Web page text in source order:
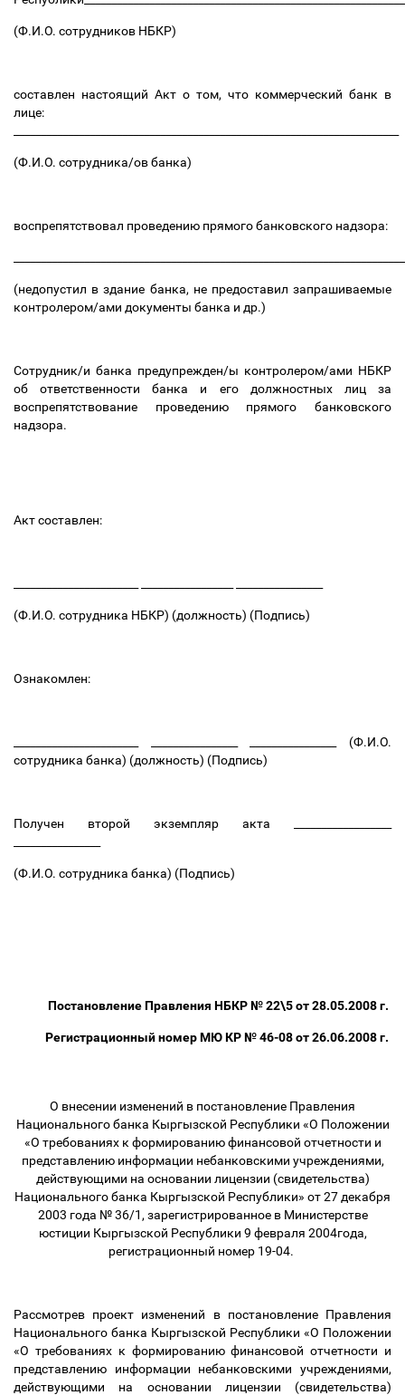
(Ф.И.О. сотрудников НБКР)
составлен настоящий Акт о том, что коммерческий банк в
лице:
(Ф.И.О. сотрудника/ов банка)
воспрепятствовал проведению прямого банковского надзора:
(недопустил в здание банка, не предоставил запрашиваемые
контролером/ами документы банка и др.)
Сотрудник/и банка предупрежден/ы контролером/ами НБКР
об ответственности банка и его должностных лиц за
воспрепятствование проведению прямого банковского
надзора.
Акт составлен:
(Ф.И.О. сотрудника НБКР) (должность) (Подпись)
Ознакомлен:
_______________________ ________________ ________________ (Ф.И.О.
сотрудника банка) (должность) (Подпись)
Получен второй экземпляр акта __________________
(Ф.И.О. сотрудника банка) (Подпись)
Постановление Правления НБКР № 22\5 от 28.05.2008 г.
Регистрационный номер МЮ КР № 46-08 от 26.06.2008 г.
О внесении изменений в постановление Правления
Национального банка Кыргызской Республики «О Положении
«О требованиях к формированию финансовой отчетности и
представлению информации небанковскими учреждениями,
действующими на основании лицензии (свидетельства)
Национального банка Кыргызской Республики» от 27 декабря
2003 года № 36/1, зарегистрированное в Министерстве
юстиции Кыргызской Республики 9 февраля 2004года,
регистрационный номер 19-04.
Рассмотрев проект изменений в постановление Правления
Национального банка Кыргызской Республики «О Положении
«О требованиях к формированию финансовой отчетности и
представлению информации небанковскими учреждениями,
действующими на основании лицензии (свидетельства)